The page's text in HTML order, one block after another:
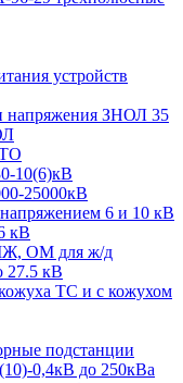
устройств
напряжения ЗНОЛ 35
10(6)кВ
25000кВ
6 и 10 кВ
кВ
ОМ для ж/д
27.5 кВ
ТС и с кожухом
подстанции
0,4кВ до 250кВа